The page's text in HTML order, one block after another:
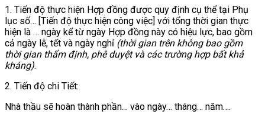
1. Tiến độ thực hiện Hợp đồng được quy định cụ thể tại Phụ
lục số… [Tiến độ thực hiện công việc] với tổng thời gian thực
hiện là … ngày kể từ ngày Hợp đồng này có hiệu lực, bao gồm
cả ngày lễ, tết và ngày nghỉ (thời gian trên không bao gồm
thời gian thẩm định, phê duyệt và các trường hợp bất khả
kháng).
2. Tiến độ chi Tiết:
Nhà thầu sẽ hoàn thành phần… vào ngày… tháng… năm….